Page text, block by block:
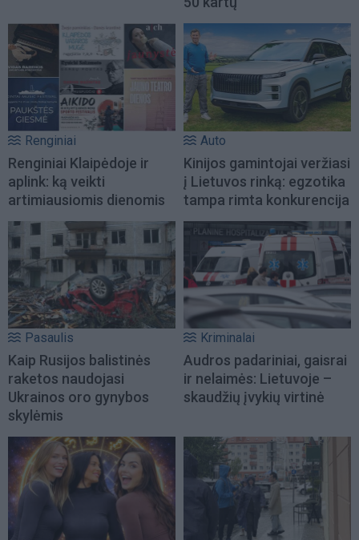
Renginiai
Renginiai Klaipėdoje ir
aplink: ką veikti
artimiausiomis dienomis
Auto
Kinijos gamintojai veržiasi
į Lietuvos rinką: egzotika
tampa rimta konkurencija
Pasaulis
Kaip Rusijos balistinės
raketos naudojasi
Ukrainos oro gynybos
skylėmis
Kriminalai
Audros padariniai, gaisrai
ir nelaimės: Lietuvoje –
skaudžių įvykių virtinė